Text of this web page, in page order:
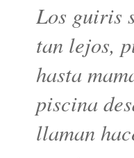
Los guiris
tan lejos,
hasta
piscina
llaman